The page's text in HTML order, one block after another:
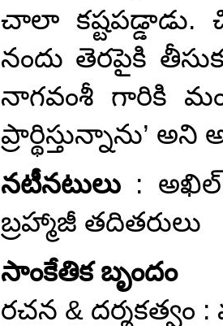
చాలా కష్టపడ్డాడు.
నందు తెరపైకి
నాగవంశీ గారికి
ప్రార్థిస్తున్నాను’ అని
నటీనటులు : అఖిల్
బ్రహ్మాజీ తదితరులు
సాంకేతిక బృందం
రచన & దర్శకత్వం